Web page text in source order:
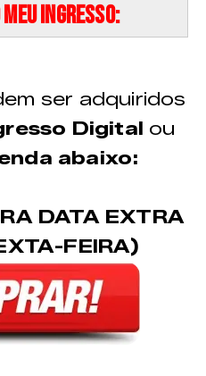
ingresso:
ser adquiridos
Digital ou
abaixo:
DATA EXTRA
FEIRA)